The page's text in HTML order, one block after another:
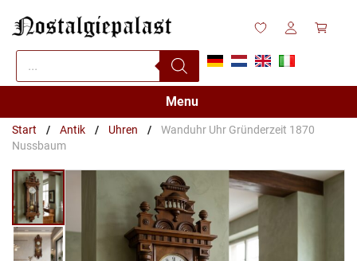
Inhalt
springen
Products
search
Menu
Start / Antik / Uhren /
Wanduhr Uhr Gründerzeit 1870
Nussbaum